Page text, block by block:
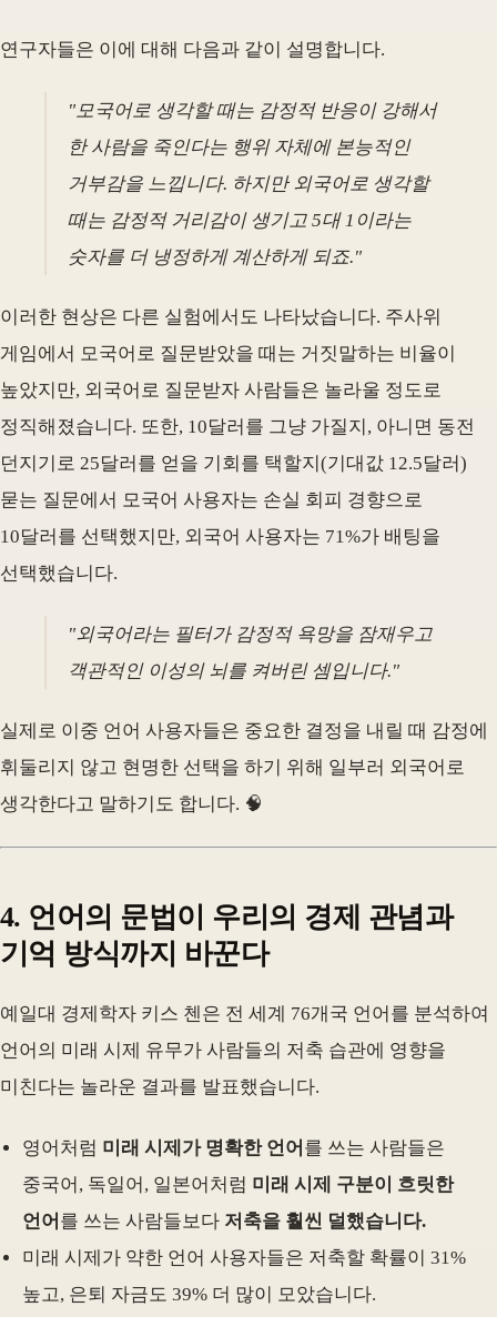
연구자들은 이에 대해 다음과 같이 설명합니다.
"모국어로 생각할 때는 감정적 반응이 강해서
한 사람을 죽인다는 행위 자체에 본능적인
거부감을 느낍니다. 하지만 외국어로 생각할
때는 감정적 거리감이 생기고 5대 1이라는
숫자를 더 냉정하게 계산하게 되죠."
이러한 현상은 다른 실험에서도 나타났습니다. 주사위
게임에서 모국어로 질문받았을 때는 거짓말하는 비율이
높았지만, 외국어로 질문받자 사람들은 놀라울 정도로
정직해졌습니다. 또한, 10달러를 그냥 가질지, 아니면 동전
던지기로 25달러를 얻을 기회를 택할지(기대값 12.5달러)
묻는 질문에서 모국어 사용자는 손실 회피 경향으로
10달러를 선택했지만, 외국어 사용자는 71%가 배팅을
선택했습니다.
"외국어라는 필터가 감정적 욕망을 잠재우고
객관적인 이성의 뇌를 켜버린 셈입니다."
실제로 이중 언어 사용자들은 중요한 결정을 내릴 때 감정에
휘둘리지 않고 현명한 선택을 하기 위해 일부러 외국어로
생각한다고 말하기도 합니다. 🧠
4. 언어의 문법이 우리의 경제 관념과
기억 방식까지 바꾼다
예일대 경제학자 키스 첸은 전 세계 76개국 언어를 분석하여
언어의 미래 시제 유무가 사람들의 저축 습관에 영향을
미친다는 놀라운 결과를 발표했습니다.
영어처럼 미래 시제가 명확한 언어 를 쓰는 사람들은
중국어, 독일어, 일본어처럼 미래 시제 구분이 흐릿한
언어 를 쓰는 사람들보다 저축을 훨씬 덜했습니다.
미래 시제가 약한 언어 사용자들은 저축할 확률이 31%
높고, 은퇴 자금도 39% 더 많이 모았습니다.